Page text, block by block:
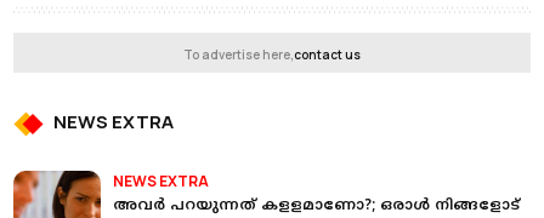
To advertise here,contact us
NEWS EXTRA
NEWS EXTRA
അവര്‍ പറയുന്നത് കളളമാണോ?; ഒരാള്‍ നിങ്ങളോട്